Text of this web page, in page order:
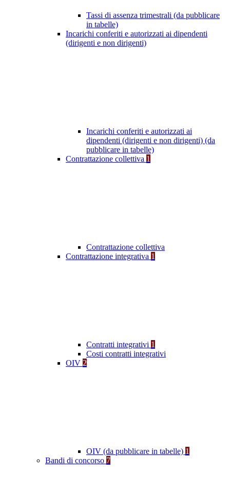
Tassi di assenza trimestrali (da pubblicare
in tabelle)
Incarichi conferiti e autorizzati ai dipendenti
(dirigenti e non dirigenti)
Incarichi conferiti e autorizzati ai
dipendenti (dirigenti e non dirigenti) (da
pubblicare in tabelle)
Contrattazione collettiva 1
Contrattazione collettiva
Contrattazione integrativa 1
Contratti integrativi 1
Costi contratti integrativi
OIV 2
OIV (da pubblicare in tabelle) 1
Bandi di concorso 7